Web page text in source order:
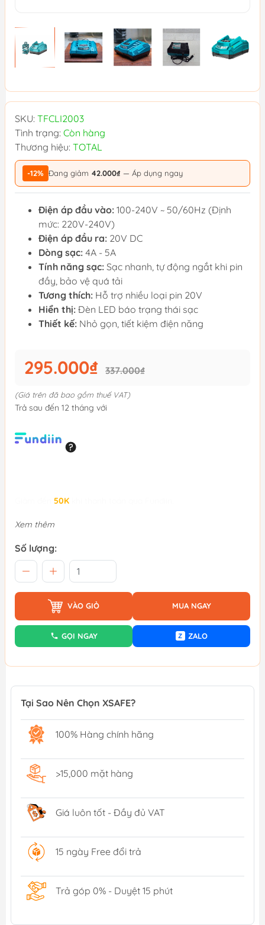
SKU: TFCLI2003
Tình trạng: Còn hàng
Thương hiệu: TOTAL
-12% Đang giảm 42.000₫ — Áp dụng ngay
Điện áp đầu vào: 100-240V ~ 50/60Hz (Định
mức: 220V-240V)
Điện áp đầu ra: 20V DC
Dòng sạc: 4A - 5A
Tính năng sạc: Sạc nhanh, tự động ngắt khi pin
đầy, bảo vệ quá tải
Tương thích: Hỗ trợ nhiều loại pin 20V
Hiển thị: Đèn LED báo trạng thái sạc
Thiết kế: Nhỏ gọn, tiết kiệm điện năng
295.000₫ 337.000₫
(Giá trên đã bao gồm thuế VAT)
Trả sau đến 12 tháng với
50K
Xem thêm
Số lượng:
VÀO GIỎ MUA NGAY
GỌI NGAY Z ZALO
Tại Sao Nên Chọn XSAFE?
100% Hàng chính hãng
>15,000 mặt hàng
Giá luôn tốt - Đầy đủ VAT
15 ngày Free đổi trả
Trả góp 0% - Duyệt 15 phút